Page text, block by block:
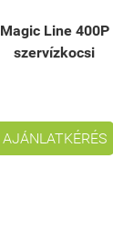
Magic Line 400P
szervízkocsi
AJÁNLATKÉRÉS